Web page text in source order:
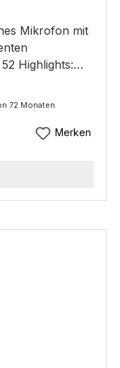
Mikrofon mit
Highlights:
30 Hz -
72 Monaten
Merken